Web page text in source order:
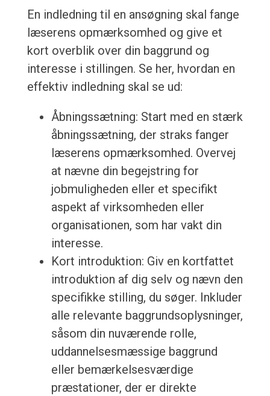
En indledning til en ansøgning skal fange
læserens opmærksomhed og give et
kort overblik over din baggrund og
interesse i stillingen. Se her, hvordan en
effektiv indledning skal se ud:
Åbningssætning: Start med en stærk
åbningssætning, der straks fanger
læserens opmærksomhed. Overvej
at nævne din begejstring for
jobmuligheden eller et specifikt
aspekt af virksomheden eller
organisationen, som har vakt din
interesse.
Kort introduktion: Giv en kortfattet
introduktion af dig selv og nævn den
specifikke stilling, du søger. Inkluder
alle relevante baggrundsoplysninger,
såsom din nuværende rolle,
uddannelsesmæssige baggrund
eller bemærkelsesværdige
præstationer, der er direkte